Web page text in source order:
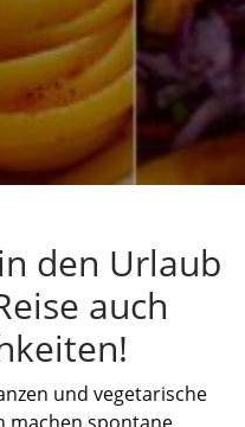
den Urlaub
auch
und vegetarische